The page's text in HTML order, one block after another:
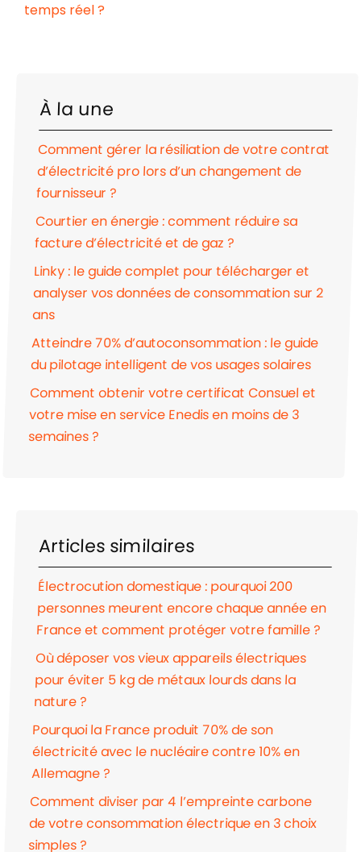
temps réel ?
À la une
Comment gérer la résiliation de votre contrat
d’électricité pro lors d’un changement de
fournisseur ?
Courtier en énergie : comment réduire sa
facture d’électricité et de gaz ?
Linky : le guide complet pour télécharger et
analyser vos données de consommation sur 2
ans
Atteindre 70% d’autoconsommation : le guide
du pilotage intelligent de vos usages solaires
Comment obtenir votre certificat Consuel et
votre mise en service Enedis en moins de 3
semaines ?
Articles similaires
Électrocution domestique : pourquoi 200
personnes meurent encore chaque année en
France et comment protéger votre famille ?
Où déposer vos vieux appareils électriques
pour éviter 5 kg de métaux lourds dans la
nature ?
Pourquoi la France produit 70% de son
électricité avec le nucléaire contre 10% en
Allemagne ?
Comment diviser par 4 l’empreinte carbone
de votre consommation électrique en 3 choix
simples ?